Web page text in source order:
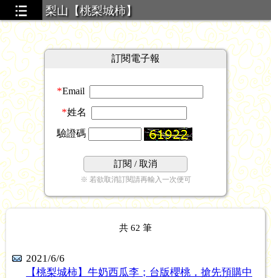
梨山【桃梨城柿】
】
訂閱電子報
*Email
*姓名
驗證碼
訂閱 / 取消
※ 若欲取消訂閱請再輸入一次便可
共 62 筆
2021/6/6
【桃梨城柿】牛奶西瓜李；台版櫻桃，搶先預購中